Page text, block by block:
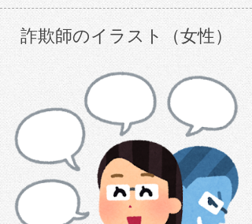
詐欺師のイラスト（女性）